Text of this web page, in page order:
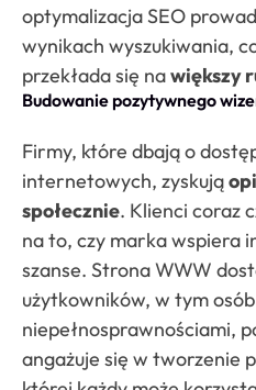
optymalizacja SEO
wynikach wyszukiwania,
przekłada się nawiększy
Budowanie pozytywnego
Firmy, które dbają o
internetowych, zyskują
społecznie. Klienci coraz
na to, czy marka wspiera
szanse. Strona WWW
użytkowników, w tym
niepełnosprawnościami,
angażuje się w tworzenie